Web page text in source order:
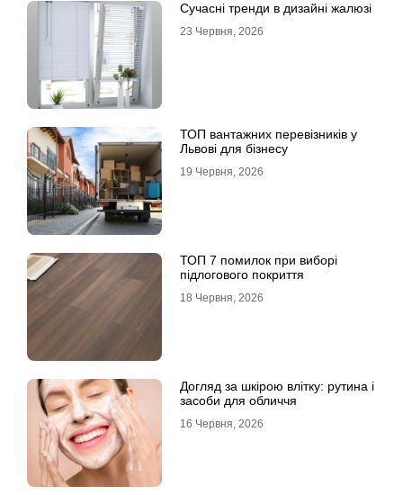
Сучасні тренди в дизайні жалюзі
23 Червня, 2026
ТОП вантажних перевізників у
Львові для бізнесу
19 Червня, 2026
ТОП 7 помилок при виборі
підлогового покриття
18 Червня, 2026
Догляд за шкірою влітку: рутина і
засоби для обличчя
16 Червня, 2026